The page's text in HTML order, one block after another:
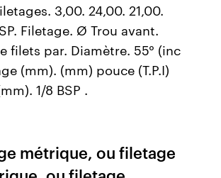
3,00. 24,00. 21,00.
Filetage. Ø Trou avant.
filets par. Diamètre. 55° (inc
(mm). (mm) pouce (T.P.I)
1/8 BSP .
métrique, ou filetage